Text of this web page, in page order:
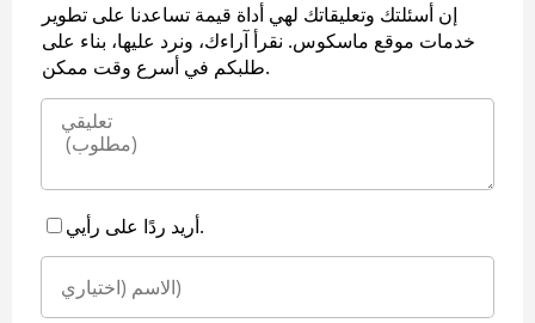
إن أسئلتك وتعليقاتك لهي أداة قيمة تساعدنا على تطوير
خدمات موقع ماسكوس. نقرأ آراءك، ونرد عليها، بناء على
طلبكم في أسرع وقت ممكن.
أريد ردًا على رأيي.